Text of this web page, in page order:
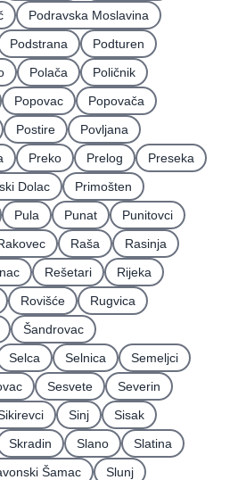
Podravska Moslavina
Podstrana
Podturen
Polača
Poličnik
Popovac
Popovača
Postire
Povljana
Preko Prelog
Preseka
Dolac
Primošten
Pula Punat
Punitovci
Raša
Rasinja
Rešetari
Rijeka
Rovišće
Rugvica
Šandrovac
Selca Selnica
Semeljci
Sesvete
Severin
Sinj
Sisak
Skradin Slano
Slatina
Šamac
Slunj